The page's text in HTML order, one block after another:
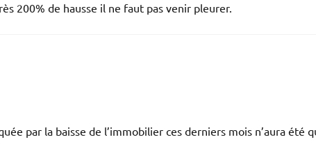
200% de hausse il ne faut pas venir pleurer.
par la baisse de l’immobilier ces derniers mois n’aura été